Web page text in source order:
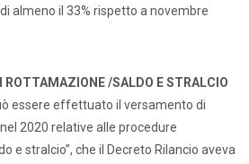
almeno il 33% rispetto a novembre
ROTTAMAZIONE /SALDO E STRALCIO
essere effettuato il versamento di
2020 relative alle procedure
e stralcio”, che il Decreto Rilancio aveva